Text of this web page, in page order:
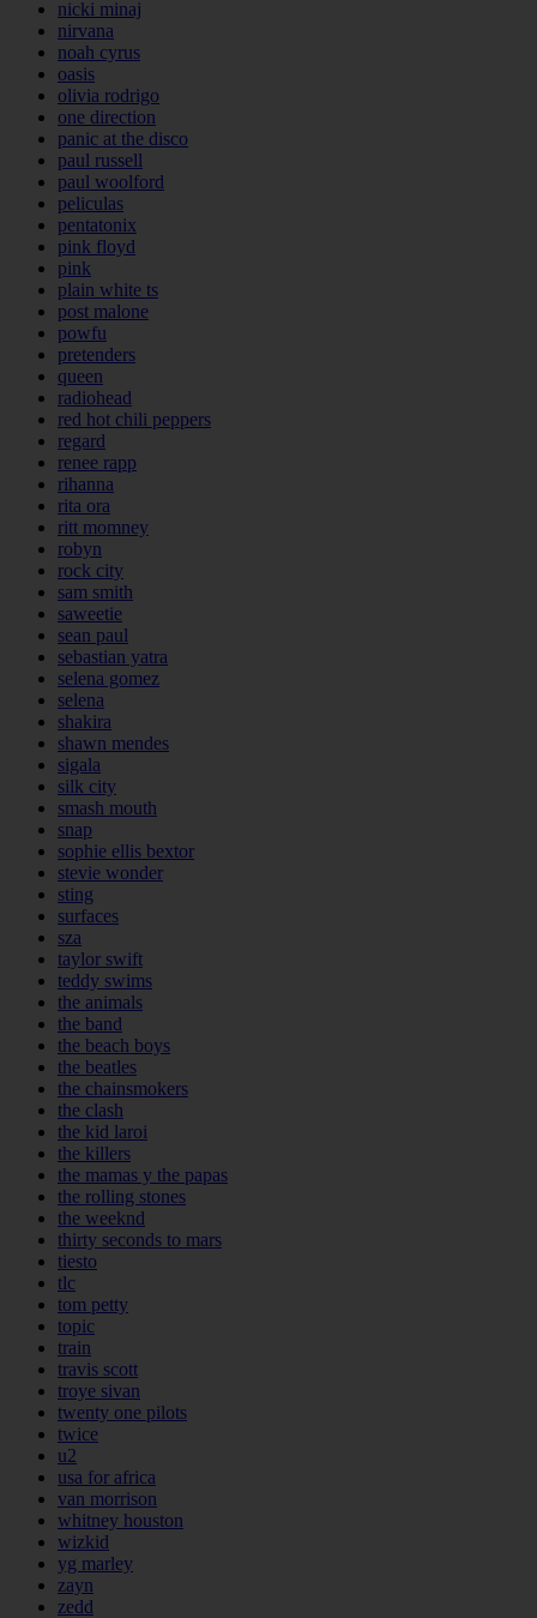
nicki minaj
nirvana
noah cyrus
oasis
olivia rodrigo
one direction
panic at the disco
paul russell
paul woolford
peliculas
pentatonix
pink floyd
pink
plain white ts
post malone
powfu
pretenders
queen
radiohead
red hot chili peppers
regard
renee rapp
rihanna
rita ora
ritt momney
robyn
rock city
sam smith
saweetie
sean paul
sebastian yatra
selena gomez
selena
shakira
shawn mendes
sigala
silk city
smash mouth
snap
sophie ellis bextor
stevie wonder
sting
surfaces
sza
taylor swift
teddy swims
the animals
the band
the beach boys
the beatles
the chainsmokers
the clash
the kid laroi
the killers
the mamas y the papas
the rolling stones
the weeknd
thirty seconds to mars
tiesto
tlc
tom petty
topic
train
travis scott
troye sivan
twenty one pilots
twice
u2
usa for africa
van morrison
whitney houston
wizkid
yg marley
zayn
zedd